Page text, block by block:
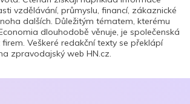
vzdělávání, průmyslu, financí, zákaznické
dalších. Důležitým tématem, kterému
dlouhodobě věnuje, je společenská
Veškeré redakční texty se překlápí
zpravodajský web HN.cz.